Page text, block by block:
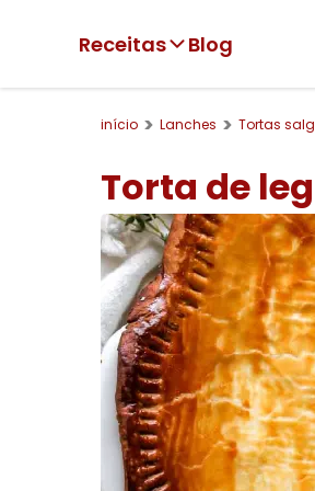
Receitas Blog
início Lanches Tortas
Torta de